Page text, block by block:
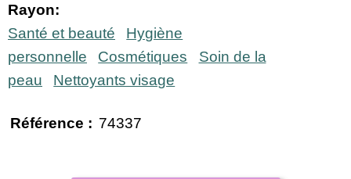
Rayon:
Santé et beauté
Hygiène
personnelle
Cosmétiques
Soin de la
peau
Nettoyants visage
Référence : 74337